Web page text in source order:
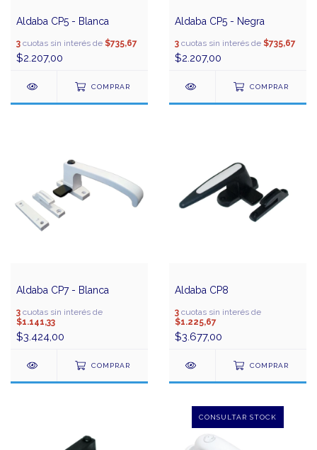
Aldaba CP5 - Blanca
3 cuotas sin interés de $735,67
$2.207,00
COMPRAR
Aldaba CP5 - Negra
3 cuotas sin interés de $735,67
$2.207,00
COMPRAR
Aldaba CP7 - Blanca
3 cuotas sin interés de
$1.141,33
$3.424,00
COMPRAR
Aldaba CP8
3 cuotas sin interés de
$1.225,67
$3.677,00
COMPRAR